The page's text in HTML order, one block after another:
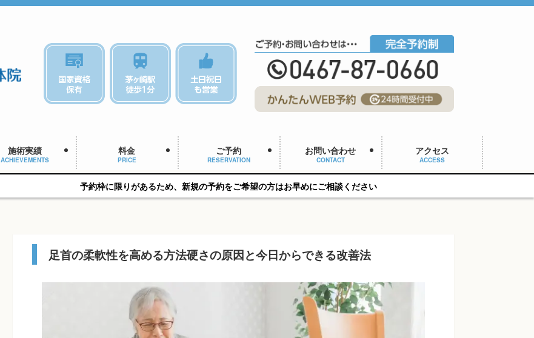
施術実績
ACHIEVEMENTS
料金
PRICE
ご予約
RESERVATION
お問い合わせ
CONTACT
アクセス
ACCESS
予約枠に限りがあるため、新規の予約をご希望の方はお早めにご相談ください
足首の柔軟性を高める方法硬さの原因と今日からできる改善法